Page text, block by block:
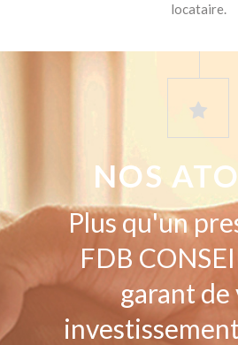
locataire.
NOS
Plus qu'un
FDB
garant de